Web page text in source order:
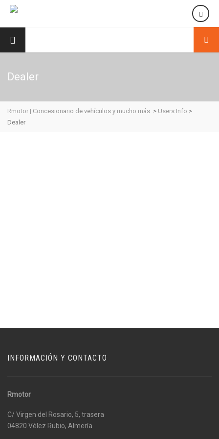
Dealer
Rmotor | Concesionario de vehículos y mucho más. > Users Info >
Dealer
INFORMACIÓN Y CONTACTO
Rmotor
C/ Virgen del Rosario, 5, trasera
04820 Vélez Rubio, Almería